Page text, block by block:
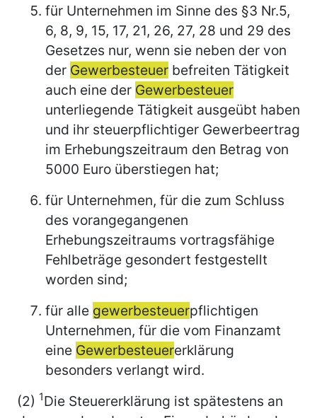
für Unternehmen im Sinne des §3 Nr.5,
6, 8, 9, 15, 17, 21, 26, 27, 28 und 29 des
Gesetzes nur, wenn sie neben der von
der Gewerbesteuer befreiten Tätigkeit
auch eine der Gewerbesteuer
unterliegende Tätigkeit ausgeübt haben
und ihr steuerpflichtiger Gewerbeertrag
im Erhebungszeitraum den Betrag von
5000 Euro überstiegen hat;
für Unternehmen, für die zum Schluss
des vorangegangenen
Erhebungszeitraums vortragsfähige
Fehlbeträge gesondert festgestellt
worden sind;
für alle gewerbesteuerpflichtigen
Unternehmen, für die vom Finanzamt
eine Gewerbesteuererklärung
besonders verlangt wird.
(2) 1Die Steuererklärung ist spätestens an